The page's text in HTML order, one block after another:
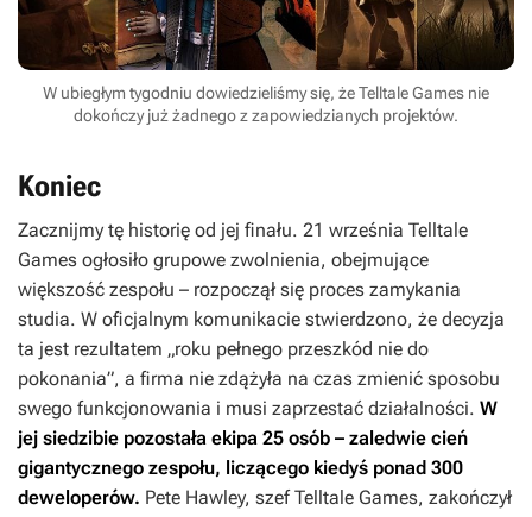
W ubiegłym tygodniu dowiedzieliśmy się, że Telltale Games nie
dokończy już żadnego z zapowiedzianych projektów.
Koniec
Zacznijmy tę historię od jej finału. 21 września Telltale
Games ogłosiło grupowe zwolnienia, obejmujące
większość zespołu – rozpoczął się proces zamykania
studia. W oficjalnym komunikacie stwierdzono, że decyzja
ta jest rezultatem „roku pełnego przeszkód nie do
pokonania”, a firma nie zdążyła na czas zmienić sposobu
swego funkcjonowania i musi zaprzestać działalności. W
jej siedzibie pozostała ekipa 25 osób – zaledwie cień
gigantycznego zespołu, liczącego kiedyś ponad 300
deweloperów. Pete Hawley, szef Telltale Games, zakończył